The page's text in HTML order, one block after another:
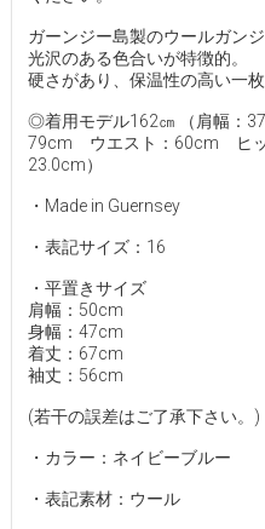
ガーンジー島製のウールガンジ
光沢のある色合いが特徴的。
硬さがあり、保温性の高い一枚
◎着用モデル162㎝ （肩幅：
79cm ウエスト：60cm ヒ
23.0cm）
・Made in Guernsey
・表記サイズ：16
・平置きサイズ
肩幅：50cm
身幅：47cm
着丈：67cm
袖丈：56cm
(若干の誤差はご了承下さい。)
・カラー：ネイビーブルー
・表記素材：ウール